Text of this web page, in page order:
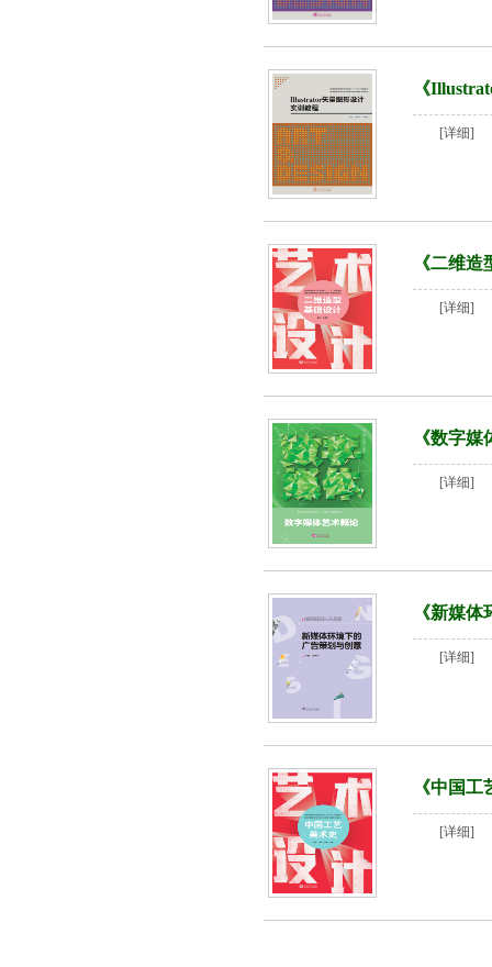
《
[详细]
《二维
[详细]
《数字
[详细]
《新媒
[详细]
《中国
[详细]